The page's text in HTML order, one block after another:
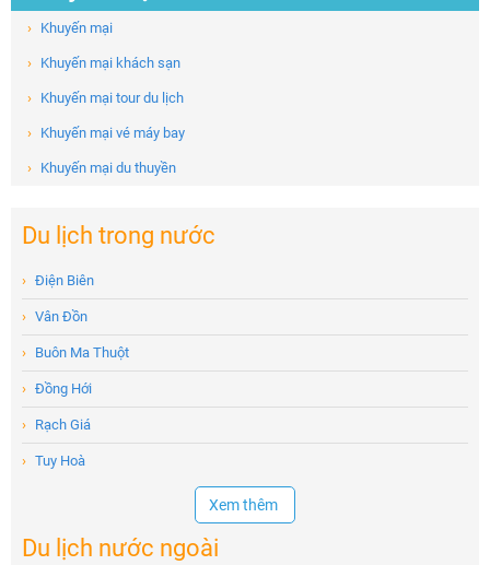
› Khuyến mại
› Khuyến mại khách sạn
› Khuyến mại tour du lịch
› Khuyến mại vé máy bay
› Khuyến mại du thuyền
Du lịch trong nước
› Điện Biên
› Vân Đồn
› Buôn Ma Thuột
› Đồng Hới
› Rạch Giá
› Tuy Hoà
Xem thêm
Du lịch nước ngoài